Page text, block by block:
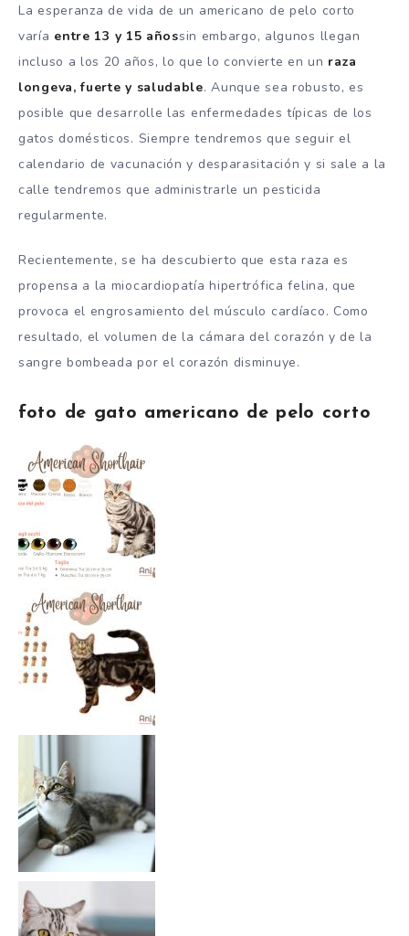
La esperanza de vida de un americano de pelo corto
varía entre 13 y 15 añossin embargo, algunos llegan
incluso a los 20 años, lo que lo convierte en un raza
longeva, fuerte y saludable. Aunque sea robusto, es
posible que desarrolle las enfermedades típicas de los
gatos domésticos. Siempre tendremos que seguir el
calendario de vacunación y desparasitación y si sale a la
calle tendremos que administrarle un pesticida
regularmente.
Recientemente, se ha descubierto que esta raza es
propensa a la miocardiopatía hipertrófica felina, que
provoca el engrosamiento del músculo cardíaco. Como
resultado, el volumen de la cámara del corazón y de la
sangre bombeada por el corazón disminuye.
foto de gato americano de pelo corto